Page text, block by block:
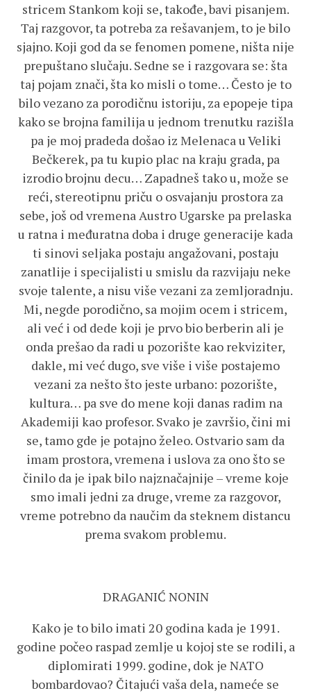
stricem Stankom koji se, takođe, bavi pisanjem.
Taj razgovor, ta potreba za rešavanjem, to je bilo
sjajno. Koji god da se fenomen pomene, ništa nije
prepuštano slučaju. Sedne se i razgovara se: šta
taj pojam znači, šta ko misli o tome… Često je to
bilo vezano za porodičnu istoriju, za epopeje tipa
kako se brojna familija u jednom trenutku razišla
pa je moj pradeda došao iz Melenaca u Veliki
Bečkerek, pa tu kupio plac na kraju grada, pa
izrodio brojnu decu… Zapadneš tako u, može se
reći, stereotipnu priču o osvajanju prostora za
sebe, još od vremena Austro Ugarske pa prelaska
u ratna i međuratna doba i druge generacije kada
ti sinovi seljaka postaju angažovani, postaju
zanatlije i specijalisti u smislu da razvijaju neke
svoje talente, a nisu više vezani za zemljoradnju.
Mi, negde porodično, sa mojim ocem i stricem,
ali već i od dede koji je prvo bio berberin ali je
onda prešao da radi u pozorište kao rekviziter,
dakle, mi već dugo, sve više i više postajemo
vezani za nešto što jeste urbano: pozorište,
kultura… pa sve do mene koji danas radim na
Akademiji kao profesor. Svako je završio, čini mi
se, tamo gde je potajno želeo. Ostvario sam da
imam prostora, vremena i uslova za ono što se
činilo da je ipak bilo najznačajnije – vreme koje
smo imali jedni za druge, vreme za razgovor,
vreme potrebno da naučim da steknem distancu
prema svakom problemu.
DRAGANIĆ NONIN
Kako je to bilo imati 20 godina kada je 1991.
godine počeo raspad zemlje u kojoj ste se rodili, a
diplomirati 1999. godine, dok je NATO
bombardovao? Čitajući vaša dela, nameće se